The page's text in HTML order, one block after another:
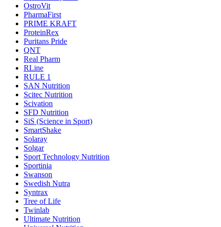
OstroVit
PharmaFirst
PRIME KRAFT
ProteinRex
Puritans Pride
QNT
Real Pharm
RLine
RULE 1
SAN Nutrition
Scitec Nutrition
Scivation
SFD Nutrition
SiS (Science in Sport)
SmartShake
Solaray
Solgar
Sport Technology Nutrition
Sportinia
Swanson
Swedish Nutra
Syntrax
Tree of Life
Twinlab
Ultimate Nutrition